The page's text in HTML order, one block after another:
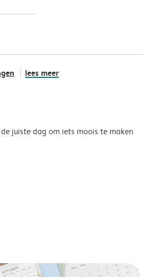
lees meer
juiste dag om iets moois te maken